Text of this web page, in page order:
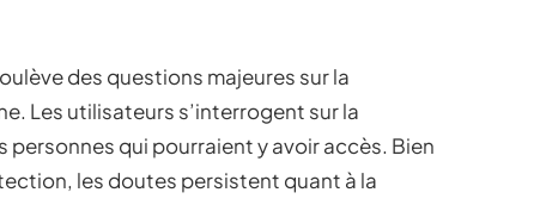
des questions majeures sur la
Les utilisateurs s’interrogent sur la
qui pourraient y avoir accès. Bien
les doutes persistent quant à la